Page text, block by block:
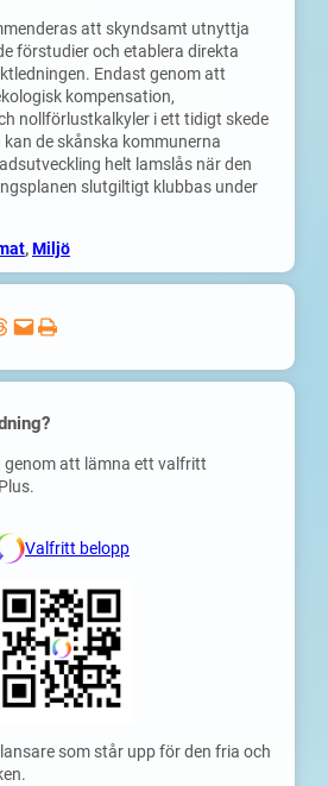
att skyndsamt utnyttja
förstudier och etablera direkta
Endast genom att
kompensation,
nollförlustkalkyler i ett tidigt skede
de skånska kommunerna
helt lamslås när den
slutgiltigt klubbas under
, Miljö
Skicka denna sida med e-post Skriv ut denna sida
att lämna ett valfritt
Valfritt belopp
som står upp för den fria och